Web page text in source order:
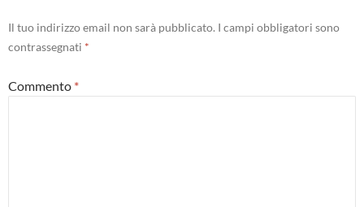
Il tuo indirizzo email non sarà pubblicato. I campi obbligatori sono
contrassegnati *
Commento *